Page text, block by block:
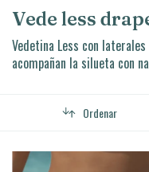
Vede less
Vedetina Less con
acompañan la silueta con
Ordenar